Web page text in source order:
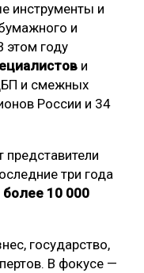
инструменты и
и
этом году
и
и смежных
России и 34
три года
более 10 000
государство,
В фокусе —